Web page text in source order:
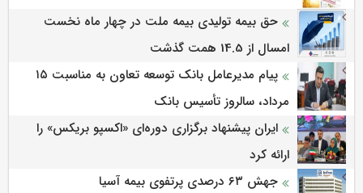
حق بیمه تولیدی بیمه ملت در چهار ماه نخست
امسال از 14.5 همت گذشت
پیام مدیرعامل بانک توسعه تعاون به مناسبت ۱۵
مرداد، سالروز تأسیس بانک
ایران پیشنهاد برگزاری دوره‌ای «اکسپو بریکس» را
ارائه کرد
جهش ۶۳ درصدی پرتفوی بیمه آسیا